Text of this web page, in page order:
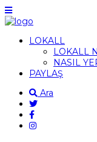
LOKALL
LOKALL
NASIL
PAYLAŞ
Ara